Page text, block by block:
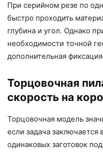
При серийном резе по
быстро проходить
глубина и угол. Однако
необходимости точной
дополнительная
Торцовочная
скорость на
Торцовочная модель
если задача заключается
одинаковых заготовок